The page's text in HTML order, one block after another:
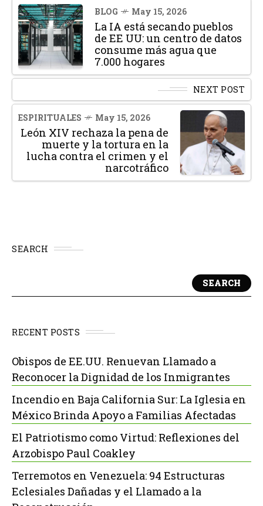
BLOG May 15, 2026
La IA está secando pueblos
de EE UU: un centro de datos
consume más agua que
7.000 hogares
NEXT POST
ESPIRITUALES May 15, 2026
León XIV rechaza la pena de
muerte y la tortura en la
lucha contra el crimen y el
narcotráfico
SEARCH
SEARCH
RECENT POSTS
Obispos de EE.UU. Renuevan Llamado a
Reconocer la Dignidad de los Inmigrantes
Incendio en Baja California Sur: La Iglesia en
México Brinda Apoyo a Familias Afectadas
El Patriotismo como Virtud: Reflexiones del
Arzobispo Paul Coakley
Terremotos en Venezuela: 94 Estructuras
Eclesiales Dañadas y el Llamado a la